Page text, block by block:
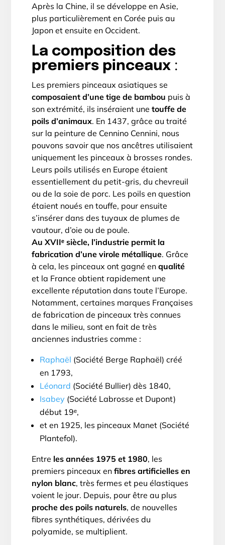
Après la Chine, il se développe en Asie,
plus particulièrement en Corée puis au
Japon et ensuite en Occident.
La composition des
premiers pinceaux :
Les premiers pinceaux asiatiques se
composaient d’une tige de bambou puis à
son extrémité, ils inséraient une touffe de
poils d’animaux. En 1437, grâce au traité
sur la peinture de Cennino Cennini, nous
pouvons savoir que nos ancêtres utilisaient
uniquement les pinceaux à brosses rondes.
Leurs poils utilisés en Europe étaient
essentiellement du petit-gris, du chevreuil
ou de la soie de porc. Les poils en question
étaient noués en touffe, pour ensuite
s’insérer dans des tuyaux de plumes de
vautour, d’oie ou de poule.
Au XVIIᵉ siècle, l’industrie permit la
fabrication d’une virole métallique. Grâce
à cela, les pinceaux ont gagné en qualité
et la France obtient rapidement une
excellente réputation dans toute l’Europe.
Notamment, certaines marques Françaises
de fabrication de pinceaux très connues
dans le milieu, sont en fait de très
anciennes industries comme :
Raphaël (Société Berge Raphaël) créé
en 1793,
Léonard (Société Bullier) dès 1840,
Isabey (Société Labrosse et Dupont)
début 19ᵉ,
et en 1925, les pinceaux Manet (Société
Plantefol).
Entre les années 1975 et 1980, les
premiers pinceaux enfibres artificielles en
nylon blanc, très fermes et peu élastiques
voient le jour. Depuis, pour être au plus
proche des poils naturels, de nouvelles
fibres synthétiques, dérivées du
polyamide, se multiplient.